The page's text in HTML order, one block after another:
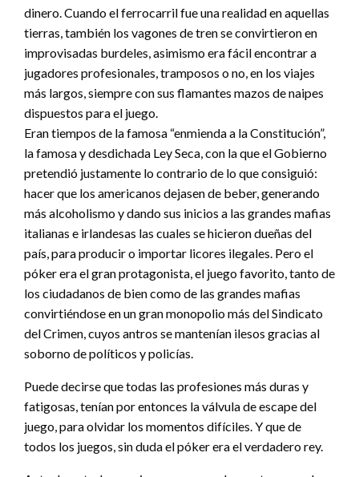
dinero. Cuando el ferrocarril fue una realidad en aquellas
tierras, también los vagones de tren se convirtieron en
improvisadas burdeles, asimismo era fácil encontrar a
jugadores profesionales, tramposos o no, en los viajes
más largos, siempre con sus flamantes mazos de naipes
dispuestos para el juego.
Eran tiempos de la famosa “enmienda a la Constitución”,
la famosa y desdichada Ley Seca, con la que el Gobierno
pretendió justamente lo contrario de lo que consiguió:
hacer que los americanos dejasen de beber, generando
más alcoholismo y dando sus inicios a las grandes mafias
italianas e irlandesas las cuales se hicieron dueñas del
país, para producir o importar licores ilegales. Pero el
póker era el gran protagonista, el juego favorito, tanto de
los ciudadanos de bien como de las grandes mafias
convirtiéndose en un gran monopolio más del Sindicato
del Crimen, cuyos antros se mantenían ilesos gracias al
soborno de políticos y policías.
Puede decirse que todas las profesiones más duras y
fatigosas, tenían por entonces la válvula de escape del
juego, para olvidar los momentos difíciles. Y que de
todos los juegos, sin duda el póker era el verdadero rey.